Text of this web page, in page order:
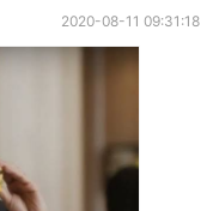
2020-08-11 09:31:18